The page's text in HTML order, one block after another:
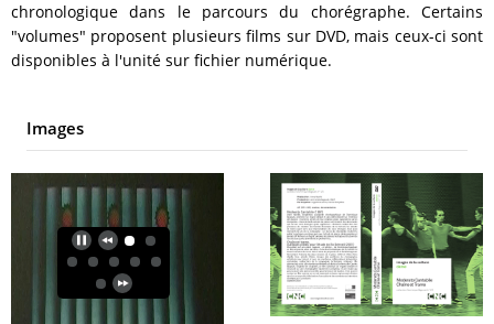
chronologique dans le parcours du chorégraphe. Certains
"volumes" proposent plusieurs films sur DVD, mais ceux-ci sont
disponibles à l'unité sur fichier numérique.
Images